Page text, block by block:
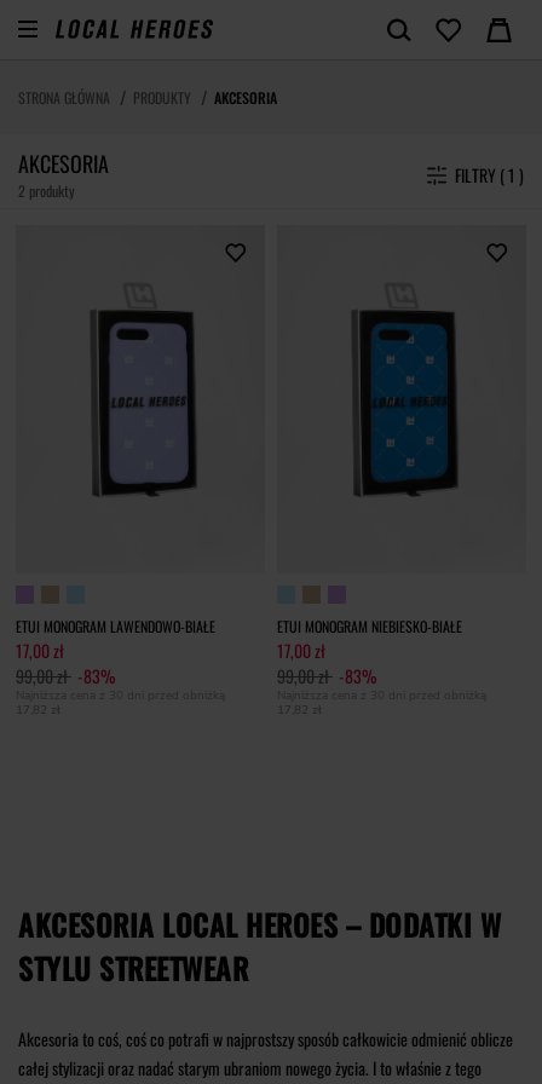
STRONA GŁÓWNA PRODUKTY AKCESORIA
AKCESORIA
2 produkty
FILTRY ( 1 )
ETUI MONOGRAM LAWENDOWO-BIAŁE
17,00 zł
99,00 zł -83%
Najniższa cena z 30 dni przed obniżką
17,82 zł
ETUI MONOGRAM NIEBIESKO-BIAŁE
17,00 zł
99,00 zł -83%
Najniższa cena z 30 dni przed obniżką
17,82 zł
AKCESORIA LOCAL HEROES – DODATKI W
STYLU STREETWEAR
Akcesoria to coś, coś co potrafi w najprostszy sposób całkowicie odmienić oblicze
całej stylizacji oraz nadać starym ubraniom nowego życia. I to właśnie z tego